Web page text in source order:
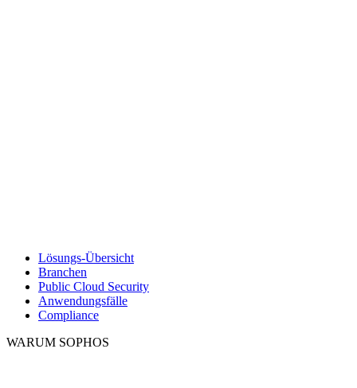
Lösungs-Übersicht
Branchen
Public Cloud Security
Anwendungsfälle
Compliance
WARUM SOPHOS